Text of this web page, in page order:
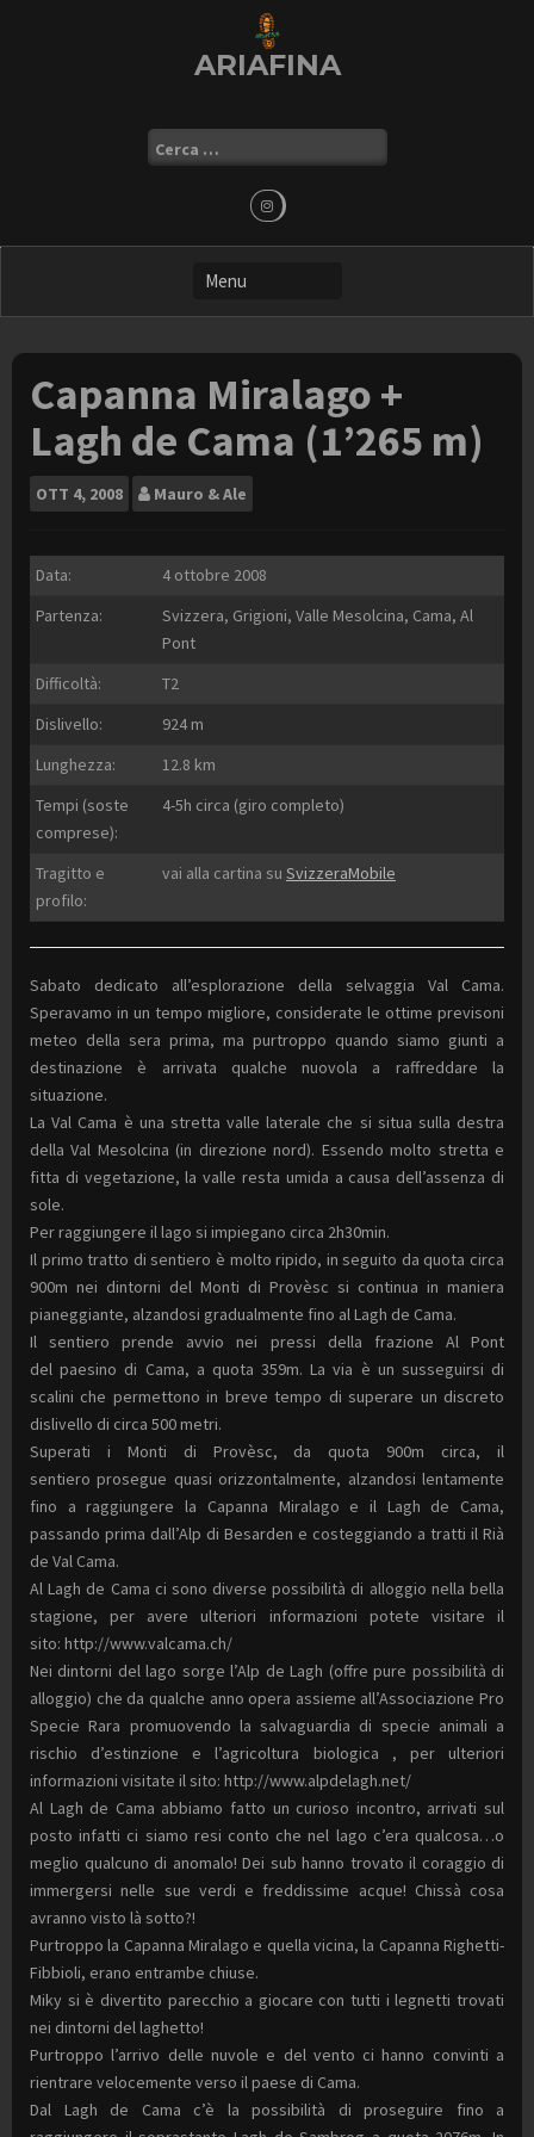
ARIAFINA
Ricerca
per:
Capanna Miralago +
Lagh de Cama (1’265 m)
OTT 4, 2008 Mauro & Ale
Data:
4 ottobre 2008
Partenza:
Svizzera, Grigioni, Valle Mesolcina, Cama, Al
Pont
Difficoltà:
T2
Dislivello:
924 m
Lunghezza:
12.8 km
Tempi (soste
comprese):
4-5h circa (giro completo)
Tragitto e
profilo:
vai alla cartina su SvizzeraMobile
Sabato dedicato all’esplorazione della selvaggia Val Cama.
Speravamo in un tempo migliore, considerate le ottime previsoni
meteo della sera prima, ma purtroppo quando siamo giunti a
destinazione è arrivata qualche nuovola a raffreddare la
situazione.
La Val Cama è una stretta valle laterale che si situa sulla destra
della Val Mesolcina (in direzione nord). Essendo molto stretta e
fitta di vegetazione, la valle resta umida a causa dell’assenza di
sole.
Per raggiungere il lago si impiegano circa 2h30min.
Il primo tratto di sentiero è molto ripido, in seguito da quota circa
900m nei dintorni del Monti di Provèsc si continua in maniera
pianeggiante, alzandosi gradualmente fino al Lagh de Cama.
Il sentiero prende avvio nei pressi della frazione Al Pont
del paesino di Cama, a quota 359m. La via è un susseguirsi di
scalini che permettono in breve tempo di superare un discreto
dislivello di circa 500 metri.
Superati i Monti di Provèsc, da quota 900m circa, il
sentiero prosegue quasi orizzontalmente, alzandosi lentamente
fino a raggiungere la Capanna Miralago e il Lagh de Cama,
passando prima dall’Alp di Besarden e costeggiando a tratti il Rià
de Val Cama.
Al Lagh de Cama ci sono diverse possibilità di alloggio nella bella
stagione, per avere ulteriori informazioni potete visitare il
sito: http://www.valcama.ch/
Nei dintorni del lago sorge l’Alp de Lagh (offre pure possibilità di
alloggio) che da qualche anno opera assieme all’Associazione Pro
Specie Rara promuovendo la salvaguardia di specie animali a
rischio d’estinzione e l’agricoltura biologica , per ulteriori
informazioni visitate il sito: http://www.alpdelagh.net/
Al Lagh de Cama abbiamo fatto un curioso incontro, arrivati sul
posto infatti ci siamo resi conto che nel lago c’era qualcosa…o
meglio qualcuno di anomalo! Dei sub hanno trovato il coraggio di
immergersi nelle sue verdi e freddissime acque! Chissà cosa
avranno visto là sotto?!
Purtroppo la Capanna Miralago e quella vicina, la Capanna Righetti-
Fibbioli, erano entrambe chiuse.
Miky si è divertito parecchio a giocare con tutti i legnetti trovati
nei dintorni del laghetto!
Purtroppo l’arrivo delle nuvole e del vento ci hanno convinti a
rientrare velocemente verso il paese di Cama.
Dal Lagh de Cama c’è la possibilità di proseguire fino a